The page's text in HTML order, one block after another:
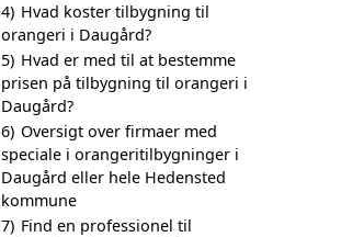
4) Hvad koster tilbygning til
orangeri i Daugård?
5) Hvad er med til at bestemme
prisen på tilbygning til orangeri i
Daugård?
6) Oversigt over firmaer med
speciale i orangeritilbygninger i
Daugård eller hele Hedensted
kommune
7) Find en professionel til